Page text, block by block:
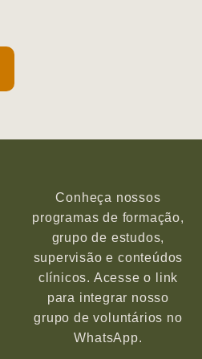
Conheça nossos
programas de formação,
grupo de estudos,
supervisão e conteúdos
clínicos. Acesse o link
para integrar nosso
grupo de voluntários no
WhatsApp.